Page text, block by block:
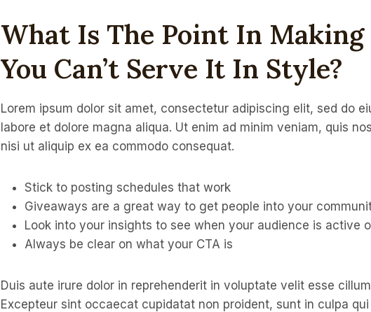
What Is The Point In
You Can’t Serve It In Style?
Lorem ipsum dolor sit amet, consectetur adipiscing elit, sed do
labore et dolore magna aliqua. Ut enim ad minim veniam, quis
nisi ut aliquip ex ea commodo consequat.
Stick to posting schedules that work
Giveaways are a great way to get people into your
Look into your insights to see when your audience is active
Always be clear on what your CTA is
Duis aute irure dolor in reprehenderit in voluptate velit esse
Excepteur sint occaecat cupidatat non proident, sunt in culpa